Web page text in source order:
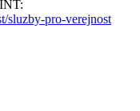
sluzby-pro-verejnost